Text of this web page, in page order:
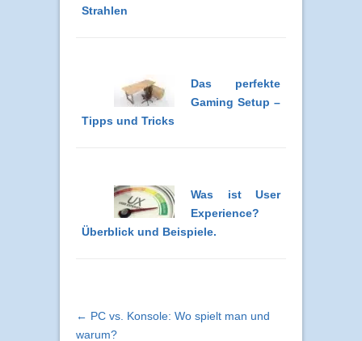
Strahlen
Das perfekte
Gaming Setup –
Tipps und Tricks
Was ist User
Experience?
Überblick und Beispiele.
← PC vs. Konsole: Wo spielt man und
warum?